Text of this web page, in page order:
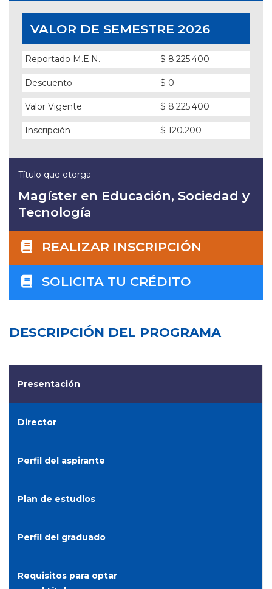
VALOR DE SEMESTRE 2026
Reportado M.E.N. $ 8.225.400
Descuento $ 0
Valor Vigente $ 8.225.400
Inscripción $ 120.200
Título que otorga
Magíster en Educación, Sociedad y
Tecnología
REALIZAR INSCRIPCIÓN
SOLICITA TU CRÉDITO
DESCRIPCIÓN DEL PROGRAMA
Presentación
Director
Perfil del aspirante
Plan de estudios
Perfil del graduado
Requisitos para optar